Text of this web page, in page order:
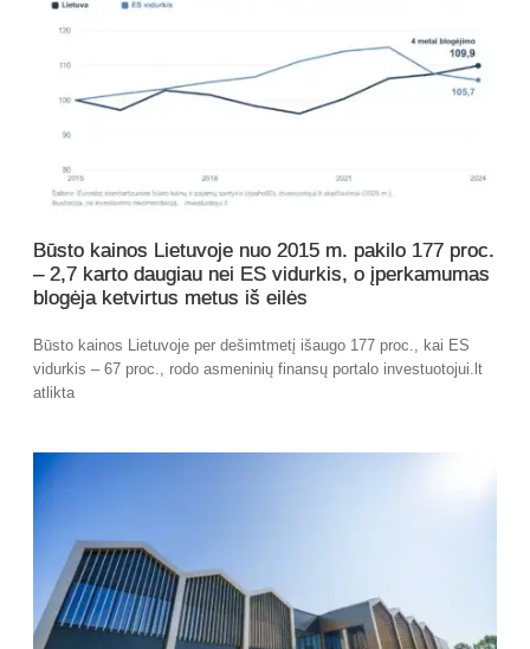
Būsto kainos Lietuvoje nuo 2015 m. pakilo 177 proc.
– 2,7 karto daugiau nei ES vidurkis, o įperkamumas
blogėja ketvirtus metus iš eilės
Būsto kainos Lietuvoje per dešimtmetį išaugo 177 proc., kai ES
vidurkis – 67 proc., rodo asmeninių finansų portalo investuotojui.lt
atlikta